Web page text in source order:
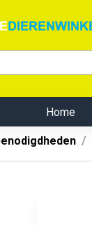
Home